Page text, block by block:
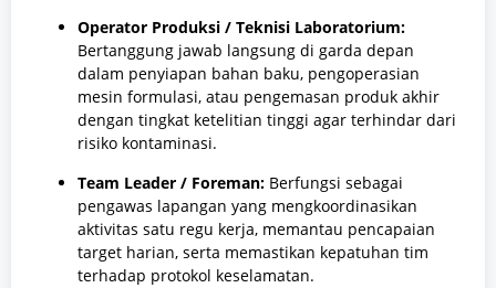
Operator Produksi / Teknisi Laboratorium:
Bertanggung jawab langsung di garda depan
dalam penyiapan bahan baku, pengoperasian
mesin formulasi, atau pengemasan produk akhir
dengan tingkat ketelitian tinggi agar terhindar dari
risiko kontaminasi.
Team Leader / Foreman: Berfungsi sebagai
pengawas lapangan yang mengkoordinasikan
aktivitas satu regu kerja, memantau pencapaian
target harian, serta memastikan kepatuhan tim
terhadap protokol keselamatan.